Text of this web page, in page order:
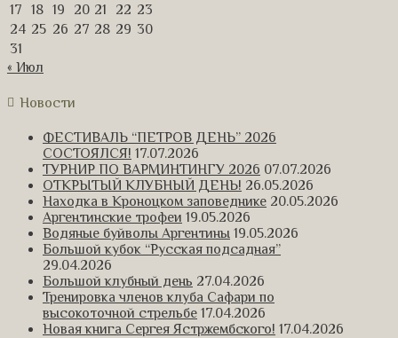
17
18 19 20 21 22 23
24 25 26 27 28 29 30
31
« Июл
Новости
ФЕСТИВАЛЬ “ПЕТРОВ ДЕНЬ” 2026
СОСТОЯЛСЯ! 17.07.2026
ТУРНИР ПО ВАРМИНТИНГУ 2026 07.07.2026
ОТКРЫТЫЙ КЛУБНЫЙ ДЕНЬ! 26.05.2026
Находка в Кроноцком заповеднике 20.05.2026
Аргентинские трофеи 19.05.2026
Водяные буйволы Аргентины 19.05.2026
Большой кубок “Русская подсадная”
29.04.2026
Большой клубный день 27.04.2026
Тренировка членов клуба Сафари по
высокоточной стрельбе 17.04.2026
Новая книга Сергея Ястржембского! 17.04.2026